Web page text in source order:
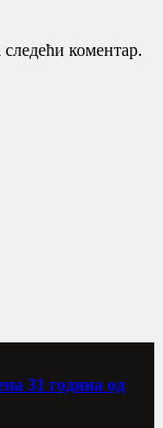
следећи коментар.
31 година од